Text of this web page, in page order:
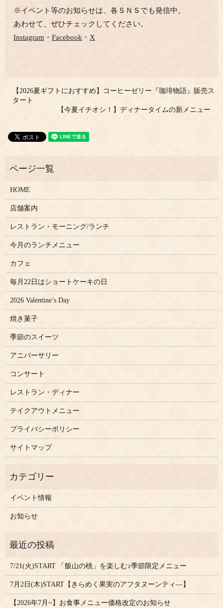
※イベント等のお知らせは、各ＳＮＳでも発信中。
あわせて、ぜひチェックしてください。
Instagram ・Facebook ・ X
【2026夏ギフトにおすすめ】コーヒーゼリー『珈琲物語』販売ス
タート
【今夏イチオシ！】ディナータイムの新メニュー
HOME
店舗案内
レストラン・モーニング/ランチ
今月のランチメニュー
カフェ
毎月22日はショートケーキの日
2026 Valentine’s Day
焼き菓子
季節のスイーツ
アニバーサリー
コンサート
レストラン・ディナー
テイクアウトメニュー
プライバシーポリシー
サイトマップ
イベント情報
お知らせ
7/21(火)START 「飯山の桃」を楽しむ♪季節限定メニュー
7月2日(木)START【きらめく果実のアフタヌーンティ―】
【2026年7月~】お食事メニュー価格改定のお知らせ